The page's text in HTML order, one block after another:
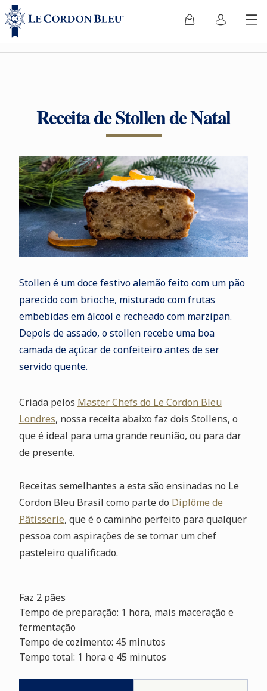
Receita de Stollen de Natal
Stollen é um doce festivo alemão feito com um pão
parecido com brioche, misturado com frutas
embebidas em álcool e recheado com marzipan.
Depois de assado, o stollen recebe uma boa
camada de açúcar de confeiteiro antes de ser
servido quente.
Criada pelos Master Chefs do Le Cordon Bleu
Londres, nossa receita abaixo faz dois Stollens, o
que é ideal para uma grande reunião, ou para dar
de presente.
Receitas semelhantes a esta são ensinadas no Le
Cordon Bleu Brasil como parte do Diplôme de
Pâtisserie, que é o caminho perfeito para qualquer
pessoa com aspirações de se tornar um chef
pasteleiro qualificado.
Faz 2 pães
Tempo de preparação: 1 hora, mais maceração e
fermentação
Tempo de cozimento: 45 minutos
Tempo total: 1 hora e 45 minutos